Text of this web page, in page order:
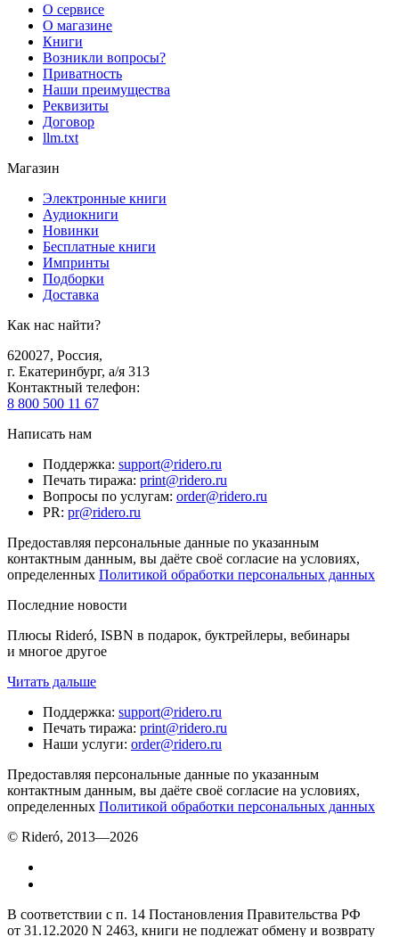
О сервисе
О магазине
Книги
Возникли вопросы?
Приватность
Наши преимущества
Реквизиты
Договор
llm.txt
Магазин
Электронные книги
Аудиокниги
Новинки
Бесплатные книги
Импринты
Подборки
Доставка
Как нас найти?
620027, Россия,
г. Екатеринбург, а/я 313
Контактный телефон:
8 800 500 11 67
Написать нам
Поддержка: support@ridero.ru
Печать тиража: print@ridero.ru
Вопросы по услугам: order@ridero.ru
PR: pr@ridero.ru
Предоставляя персональные данные по указанным
контактным данным, вы даёте своё согласие на условиях,
определенных Политикой обработки персональных данных
Последние новости
Плюсы Rideró, ISBN в подарок, буктрейлеры, вебинары
и многое другое
Читать дальше
Поддержка: support@ridero.ru
Печать тиража: print@ridero.ru
Наши услуги: order@ridero.ru
Предоставляя персональные данные по указанным
контактным данным, вы даёте своё согласие на условиях,
определенных Политикой обработки персональных данных
© Rideró, 2013—2026
В соответствии с п. 14 Постановления Правительства РФ
от 31.12.2020 N 2463, книги не подлежат обмену и возврату